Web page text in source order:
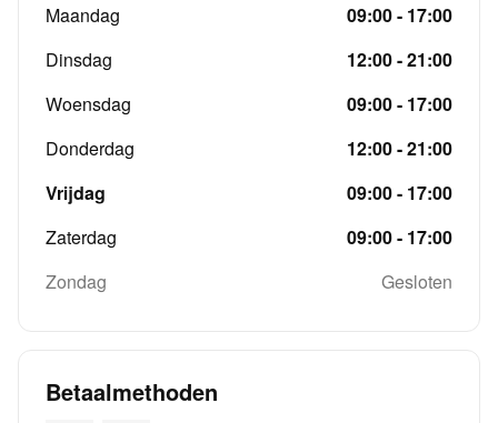
Maandag
09:00 - 17:00
Dinsdag
12:00 - 21:00
Woensdag
09:00 - 17:00
Donderdag
12:00 - 21:00
Vrijdag
09:00 - 17:00
Zaterdag
09:00 - 17:00
Zondag
Gesloten
Betaalmethoden